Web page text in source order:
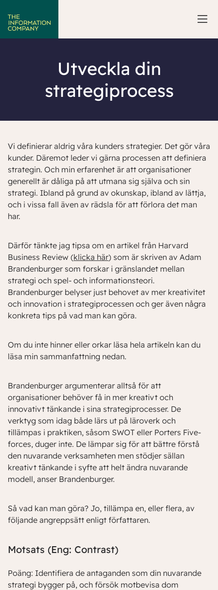
Utveckla din
strategiprocess
Vi definierar aldrig våra kunders strategier. Det gör våra
kunder. Däremot leder vi gärna processen att definiera
strategin. Och min erfarenhet är att organisationer
generellt är dåliga på att utmana sig själva och sin
strategi. Ibland på grund av okunskap, ibland av lättja,
och i vissa fall även av rädsla för att förlora det man
har.
Därför tänkte jag tipsa om en artikel från Harvard
Business Review (klicka här) som är skriven av Adam
Brandenburger som forskar i gränslandet mellan
strategi och spel- och informationsteori.
Brandenburger belyser just behovet av mer kreativitet
och innovation i strategiprocessen och ger även några
konkreta tips på vad man kan göra.
Om du inte hinner eller orkar läsa hela artikeln kan du
läsa min sammanfattning nedan.
Brandenburger argumenterar alltså för att
organisationer behöver få in mer kreativt och
innovativt tänkande i sina strategiprocesser. De
verktyg som idag både lärs ut på läroverk och
tillämpas i praktiken, såsom SWOT eller Porters Five-
forces, duger inte. De lämpar sig för att bättre förstå
den nuvarande verksamheten men stödjer sällan
kreativt tänkande i syfte att helt ändra nuvarande
modell, anser Brandenburger.
Så vad kan man göra? Jo, tillämpa en, eller flera, av
följande angreppsätt enligt författaren.
Motsats (Eng: Contrast)
Poäng: Identifiera de antaganden som din nuvarande
strategi bygger på, och försök motbevisa dom